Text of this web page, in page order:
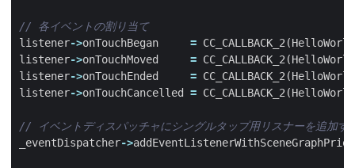
listener->onTouchBegan = CC_CALLBACK_2 (HelloWorld
listener->onTouchMoved = CC_CALLBACK_2 (HelloWorld
listener->onTouchEnded = CC_CALLBACK_2 (HelloWorld
listener->onTouchCancelled = CC_CALLBACK_2 (HelloWorld
_eventDispatcher->